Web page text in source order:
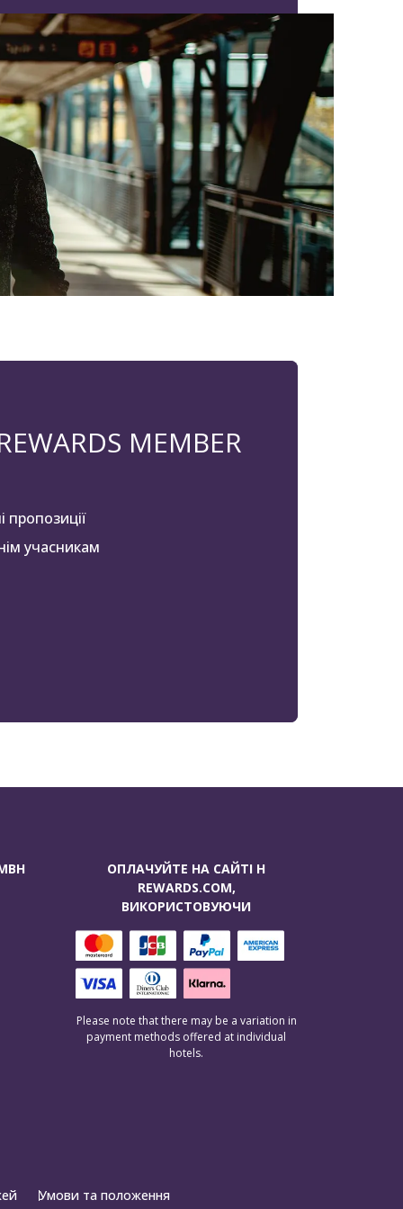
MEMBER
пропозиції
учасникам
ОПЛАЧУЙТЕ НА САЙТІ H
REWARDS.COM,
ВИКОРИСТОВУЮЧИ
Please note that there may be a variation in
payment methods offered at individual
hotels.
Умови та положення